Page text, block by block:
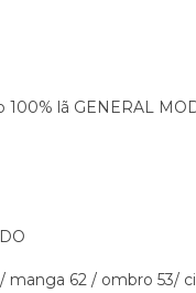
100% lã GENERAL
62 / ombro 53/